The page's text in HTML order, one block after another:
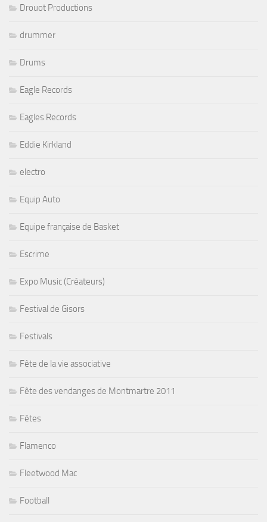
Drouot Productions
drummer
Drums
Eagle Records
Eagles Records
Eddie Kirkland
electro
Equip Auto
Equipe française de Basket
Escrime
Expo Music (Créateurs)
Festival de Gisors
Festivals
Fête de la vie associative
Fête des vendanges de Montmartre 2011
Fêtes
Flamenco
Fleetwood Mac
Football